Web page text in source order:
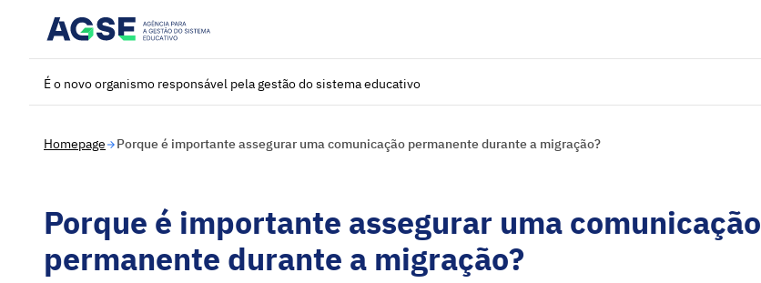
É o novo organismo responsável pela gestão do sistema educativo
Homepage Porque é importante assegurar uma comunicação permanente durante a migração?
Porque é importante assegurar uma comunicação
permanente durante a migração?